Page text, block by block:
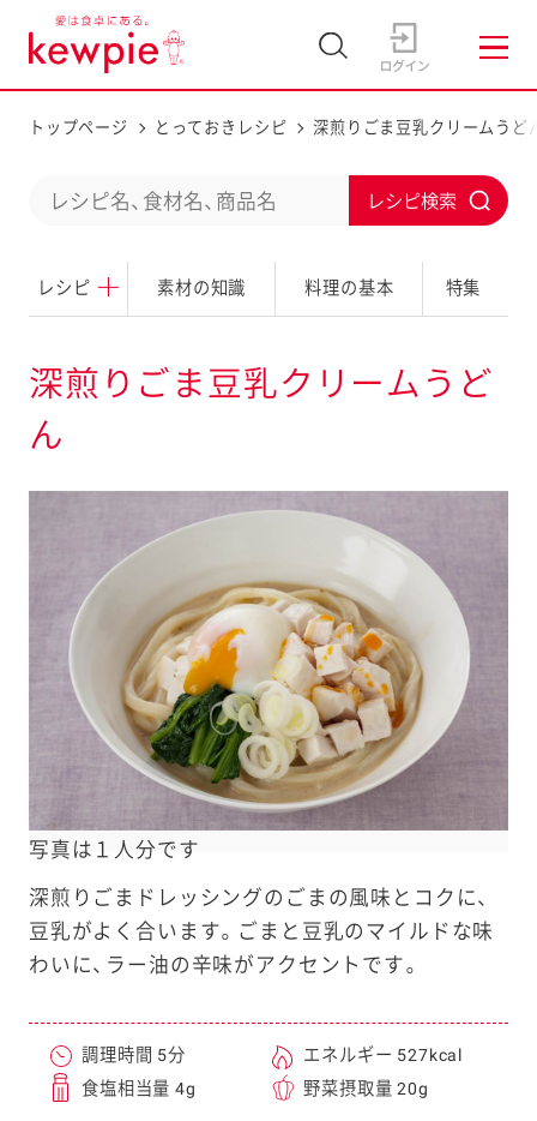
トップページ とっておきレシピ 深煎りごま豆乳クリームうど
レシピ 素材の知識 料理の基本 特集
d
c
b
深煎りごま豆乳クリームうど
ん
写真は１人分です
深煎りごまドレッシングのごまの風味とコクに、
豆乳がよく合います。ごまと豆乳のマイルドな味
わいに、ラー油の辛味がアクセントです。
調理時間 5分
エネルギー 527kcal
食塩相当量 4g
野菜摂取量 20g